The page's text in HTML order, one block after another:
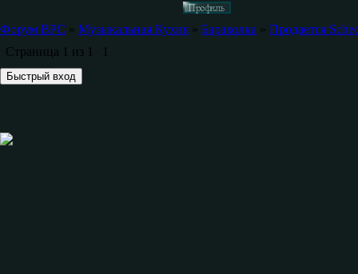
Форум ВРС » Музыкальная Кухня » Барахолка » Продается
Страница 1 из 1 1